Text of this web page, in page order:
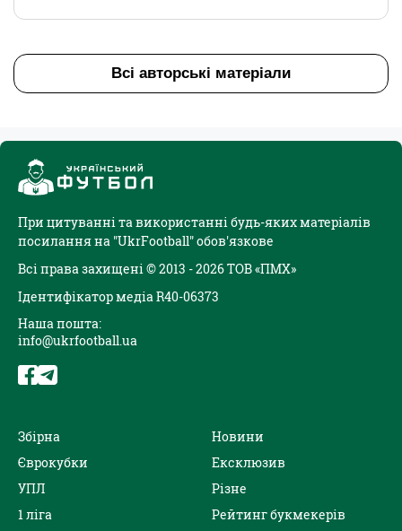
Всі авторські матеріали
При цитуванні та використанні будь-яких матеріалів
посилання на "UkrFootball" обов'язкове
Всі права захищені © 2013 - 2026 ТОВ «ПМХ»
Ідентифікатор медіа R40-06373
Наша пошта:
info@ukrfootball.ua
Збірна
Єврокубки
УПЛ
1 ліга
Новини
Ексклюзив
Різне
Рейтинг букмекерів